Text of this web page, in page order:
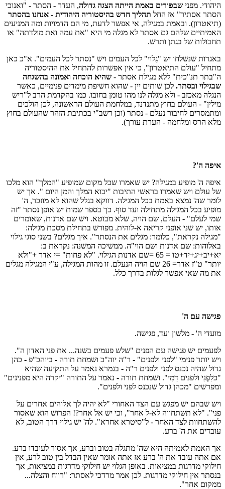
היהודי. מפני שבפורים באמת הייתה הצגה גדולה, העדר - הסתר - "ואנוכי
הסתר אסתיר" אז החל תהליך חדש בהיסטוריה היהודית - אנחנו בהסתר
(תיאטרון). ובאמת במגילה, אי אפשר לדעת, מי הם הדמויות ומה המניעים
האמיתיים שלהם גם אסתר לא מגלה מי היא "את עמה ואת מולדתה" או
תחבולות של בגתן ותרש.
באגרות שנשלחו יש "גַלוי" לכל העמים ויש "נסתר לכל העמים". א"כ כאן
מתחיל "עולם התיאטרון", כי אין אפשרות להתחיל את ההיסטוריה
ה"בתר תנ"כית" ללא מגילת אסתר - שהיא הוכחה ואמונה בהשגחה
שבגילוי ובסתר. לכן שותים יין - שהוא חשיפת מימדים פנימיים, כאשר
הנגלה מאכזב - ולא מגלה לנו מהו טומן בחובו. כמו בהקדמת הרב ל"ריש
מילין" - העולם בחוץ מתנדנד, במלחמת העולם הראשונה, לכן הולכים
ומתמסרים לחיבור נעלם - נסתר (וכן רשב"י בכתיבת הזהר שהעולם בחוץ
מלא הרס ומלחמה - הערת עורך).
איפה ה'?
איפה ה' מופיע במגילה? יש שאמרו שכל מקום שמופיע "המלך" הוא מלכו
של עולם ויש שאמרו בראשי התיבות "יבוא המלך והמן היום ". אך יש
לומר שה' נמצא באמת בכל המגילה. דווקא בגלל שהוא לא מוזכר, ה'
מופיע בכל המגילה מתחילה ועד סוף. כך בספר שמות יש אופן נסתר "זה
שמי לעֹלם" - העלם, שם הויה, שלא מבוטא. ויש שם אדנות, שאומרים
אותו, יש שני אופני קריאה א-לוהית. מפורש בתחילת מסכת מגילה:
"מגילה נקראת", כלומר: מגלים את הנסתר". איך מגלים? בשני סוגי גילוי
באלוהות: שם אדנות ושם הוי"ה. ממשיכה המשנה: נקראת ב:
יא+יב+יג+יד+טו = 65 =שם אדנות הגילוי. "לא פחות" =י אדר +"ולא
יותר" ט"ז אדר= 26 שם הויה הנעלם. זו מהות המגילה, ע"י המגילה מגלים
את מה שאי אפשר לגלות בדרך כלל.
פגישה עם ה'
מועדי ה' - מלשון ועד, פגישה.
לפעמים יש פגישה עם הפנים "שלש פעמים בשנה... את פני האדון ה".
ויש יותר פנימי "לפני ולפנים" - ר"ה יוה"כ ושמחת תורה - ביוהכ"פ - כהן
גדול שהיה נכנס לפני ולפנים ר"ה - בגמרא נאמר על התקיעה שהיא
"כלִפְנַי ולפנים דַמִי". ושמחת תורה - נאמר על התורה "יקרה היא מפנינים"
ומפרשים "מכהן גדול שנכנס לפני ולפנים".
ויש שבהם יש מפגש עם הצד האחורי "לא יהיה לך אלוהים אחרים על
פני". "לא תשתחווה לא-ל אחר", וכי יש אל אחר?! הפרוש הוא שאסור
להשתחוות לצד האחר - ל"סיטרא אחרא". לה' יש גילוי דרך הטוב, לא
עובדים את ה' ברע.
אך האמת לאמיתה היא שה' מתגלה בטוב וברע, אך אסור לעובדו ברע.
אם אתה עובד את ה' ברע אז אתה אומר שאין הבדל בין טוב לרע, אין
חילוקי מדרגות במציאות. באופן הגלוי יש חילוקי מדרגות במציאות, אך
בנסתר אין חילוקי מדרגות. לכן אמר מרדכי לאסתר: "רווח והצלה...
ממקום אחר".